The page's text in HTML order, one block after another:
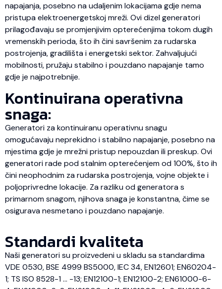
napajanja, posebno na udaljenim lokacijama gdje nema
pristupa elektroenergetskoj mreži. Ovi dizel generatori
prilagođavaju se promjenjivim opterećenjima tokom dugih
vremenskih perioda, što ih čini savršenim za rudarska
postrojenja, gradilišta i energetski sektor. Zahvaljujući
mobilnosti, pružaju stabilno i pouzdano napajanje tamo
gdje je najpotrebnije.
Kontinuirana operativna
snaga:
Generatori za kontinuiranu operativnu snagu
omogućavaju neprekidno i stabilno napajanje, posebno na
mjestima gdje je mrežni pristup nepouzdan ili preskup. Ovi
generatori rade pod stalnim opterećenjem od 100%, što ih
čini neophodnim za rudarska postrojenja, vojne objekte i
poljoprivredne lokacije. Za razliku od generatora s
primarnom snagom, njihova snaga je konstantna, čime se
osigurava nesmetano i pouzdano napajanje.
Standardi kvaliteta
Naši generatori su proizvedeni u skladu sa standardima
VDE 0530, BSE 4999 BS5000, IEC 34, EN12601; EN60204-
1; TS ISO 8528-1 … -13; EN12100-1; EN12100-2; EN61000-6-